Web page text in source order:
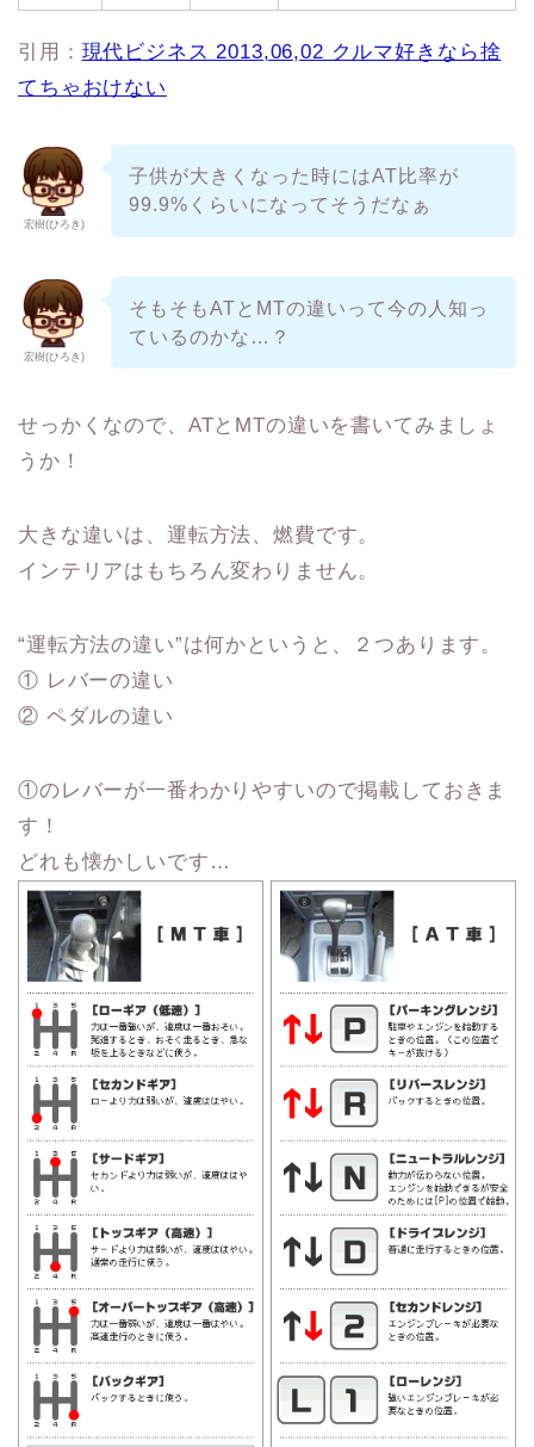
引用： 現代ビジネス 2013,06,02 クルマ好きなら捨
てちゃおけない
宏樹(ひろき)
子供が大きくなった時にはAT比率が
99.9%くらいになってそうだなぁ
宏樹(ひろき)
そもそもATとMTの違いって今の人知っ
ているのかな…？
せっかくなので、ATとMTの違いを書いてみましょ
うか！
大きな違いは、運転方法、燃費です。
インテリアはもちろん変わりません。
“運転方法の違い”は何かというと、２つあります。
① レバーの違い
② ペダルの違い
①のレバーが一番わかりやすいので掲載しておきま
す！
どれも懐かしいです…